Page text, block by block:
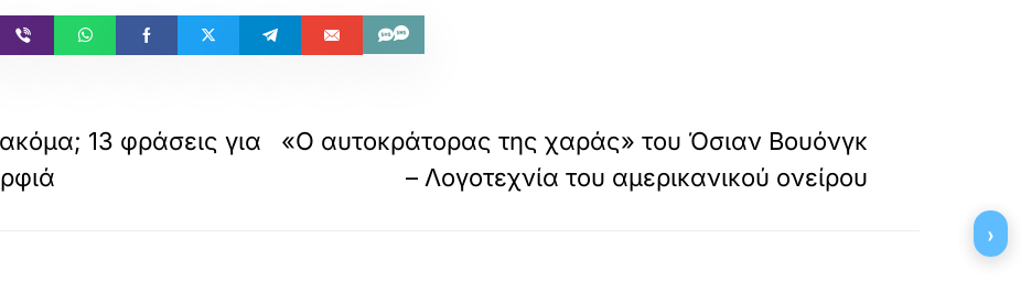
13 φράσεις για
«Ο αυτοκράτορας της χαράς» του Όσιαν Βουόνγκ
– Λογοτεχνία του αμερικανικού ονείρου
›